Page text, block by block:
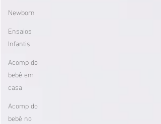
Newborn
Ensaios
Infantis
Acomp do
bebê em
casa
Acomp do
bebê no